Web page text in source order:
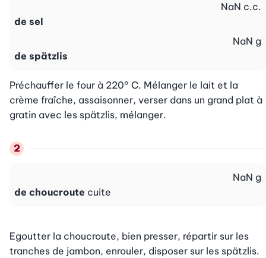
de sel
NaN c.c.
de spätzlis
NaN g
Préchauffer le four à 220° C. Mélanger le lait et la
crème fraîche, assaisonner, verser dans un grand plat à
gratin avec les spätzlis, mélanger.
de choucroute cuite
NaN g
Egoutter la choucroute, bien presser, répartir sur les
tranches de jambon, enrouler, disposer sur les spätzlis.